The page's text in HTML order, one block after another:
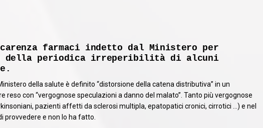
farmaci indetto dal Ministero per
della periodica irreperibilità di alcuni
della salute è definito “distorsione della catena distributiva” in un
reso con “vergognose speculazioni a danno del malato”. Tanto più vergognose
pazienti affetti da sclerosi multipla, epatopatici cronici, cirrotici …) e nel
provvedere e non lo ha fatto.